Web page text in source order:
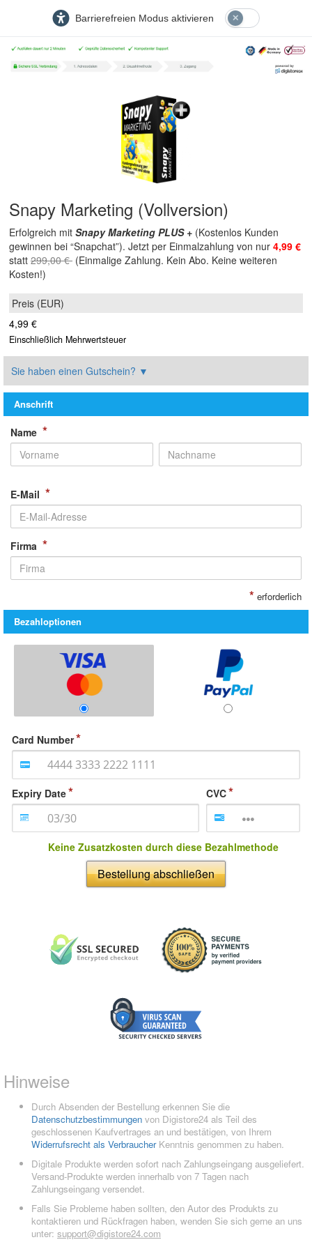
Barrierefreien Modus aktivieren
Snapy Marketing (Vollversion)
Erfolgreich mit Snapy Marketing PLUS + (Kostenlos Kunden
gewinnen bei “Snapchat”). Jetzt per Einmalzahlung von nur 4,99 €
statt 299,00 € (Einmalige Zahlung. Kein Abo. Keine weiteren
Kosten!)
4,99 €
Einschließlich Mehrwertsteuer
Sie haben einen Gutschein? ▼
Anschrift
Name *
E-Mail *
Firma *
* erforderlich
Bezahloptionen
Card Number
Expiry Date CVC
Keine Zusatzkosten durch diese Bezahlmethode
Bestellung abschließen
Hinweise
Durch Absenden der Bestellung erkennen Sie die
Datenschutzbestimmungen von Digistore24 als Teil des
geschlossenen Kaufvertrages an und bestätigen, von Ihrem
Widerrufsrecht als VerbraucherKenntnis genommen zu haben.
Digitale Produkte werden sofort nach Zahlungseingang ausgeliefert.
Versand-Produkte werden innerhalb von 7 Tagen nach
Zahlungseingang versendet.
Falls Sie Probleme haben sollten, den Autor des Produkts zu
kontaktieren und Rückfragen haben, wenden Sie sich gerne an uns
unter: support@digistore24.com